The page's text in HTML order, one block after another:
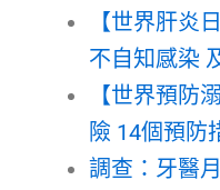
【世界肝炎
不自知感染
【世界預
險 14個預防
調查：牙醫